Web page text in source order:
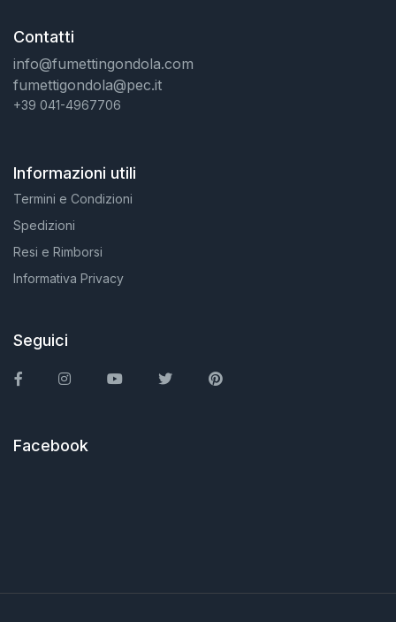
Contatti
info@fumettingondola.com
fumettigondola@pec.it
+39 041-4967706
Informazioni utili
Termini e Condizioni
Spedizioni
Resi e Rimborsi
Informativa Privacy
Seguici
FacebookInstagramYou TubeTwitter Pinterest
Facebook